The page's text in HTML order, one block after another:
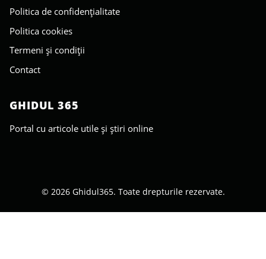
Politica de confidențialitate
Politica cookies
Termeni și condiții
Contact
GHIDUL 365
Portal cu articole utile și știri online
© 2026 Ghidul365. Toate drepturile rezervate.